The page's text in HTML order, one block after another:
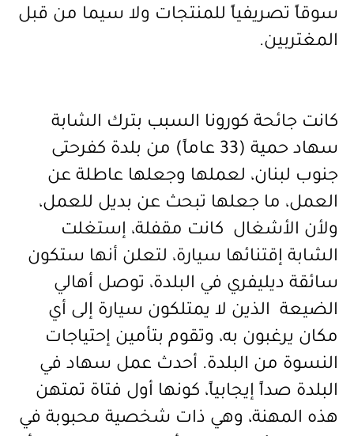
سوقاً تصريفياً للمنتجات ولا سيما من قبل
المغتربين.
كانت جائحة كورونا السبب بترك الشابة
سهاد حمية (33 عاماً) من بلدة كفرحتى
جنوب لبنان، لعملها وجعلها عاطلة عن
العمل، ما جعلها تبحث عن بديل للعمل،
ولأن الأشغال كانت مقفلة، إستغلت
الشابة إقتنائها سيارة، لتعلن أنها ستكون
سائقة ديليفري في البلدة، توصل أهالي
الضيعة الذين لا يمتلكون سيارة إلى أي
مكان يرغبون به، وتقوم بتأمين إحتياجات
النسوة من البلدة. أحدث عمل سهاد في
البلدة صداً إيجابياً، كونها أول فتاة تمتهن
هذه المهنة، وهي ذات شخصية محبوبة في